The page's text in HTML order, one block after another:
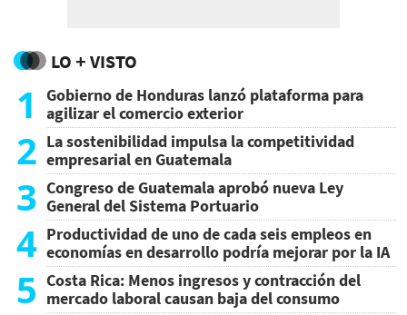
LO + VISTO
1
Gobierno de Honduras lanzó plataforma para
agilizar el comercio exterior
2 La sostenibilidad impulsa la competitividad
empresarial en Guatemala
3 Congreso de Guatemala aprobó nueva Ley
General del Sistema Portuario
4 Productividad de uno de cada seis empleos en
economías en desarrollo podría mejorar por la IA
5 Costa Rica: Menos ingresos y contracción del
mercado laboral causan baja del consumo